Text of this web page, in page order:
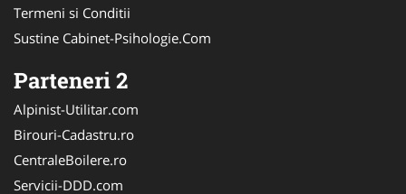
Termeni si Conditii
Sustine Cabinet-Psihologie.Com
Parteneri 2
Alpinist-Utilitar.com
Birouri-Cadastru.ro
CentraleBoilere.ro
Servicii-DDD.com